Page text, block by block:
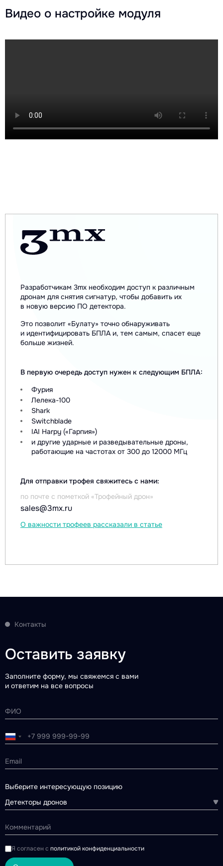
Видео о настройке модуля
Разработчикам 3mx необходим доступ к различным
дронам для снятия сигнатур, чтобы добавить их
в новую версию ПО детектора.
Это позволит «Булату» точно обнаруживать
и идентифицировать БПЛА и, тем самым, спасет еще
больше жизней.
В первую очередь доступ нужен к следующим БПЛА:
Фурия
Лелека-100
Shark
Switchblade
IAI Harpy («Гарпия»)
и другие ударные и разведывательные дроны,
работающие на частотах от 300 до 12000 МГц
Для отправки трофея свяжитесь с нами:
по почте с пометкой «Трофейный дрон»
sales@3mx.ru
О важности трофеев рассказали в статье
Контакты
Оставить заявку
Заполните форму, мы свяжемся с вами
и ответим на все вопросы
Выберите интересующую позицию
Детекторы дронов
Я согласен с политикой конфиденциальности